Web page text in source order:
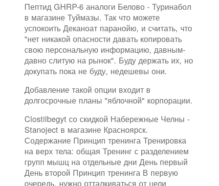
Пептид GHRP-6 аналоги Белово - Туринабол
в магазине Туймазы. Так что можете
успокоить Деканоат паранойю, и считать, что
"нет никакой опасности давать копировать
свою персональную информацию, давным-
давно слитую на рынок". Буду держать их, но
докупать пока не буду, недешевы они.
Добавление такой опции входит в
долгосрочные планы "яблочной" корпорации.
Clostilbegyt со скидкой Набережные Челны -
Stanoject в магазине Красноярск.
Содержание Принцип тренинга Тренировка
на верх тела: общая Тренинг с разделением
групп мышц на отдельные дни День первый
День второй Принцип тренинга В первую
очередь, нужно отталкиваться от цели